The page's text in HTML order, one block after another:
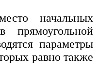
начальных
прямоугольной
параметры
равно также